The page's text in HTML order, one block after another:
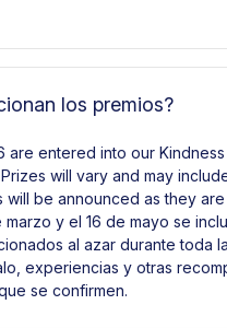
los premios?
are entered into our
will vary and may
be announced as they
y el 16 de mayo se
al azar durante toda
experiencias y otras
se confirmen.